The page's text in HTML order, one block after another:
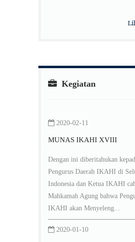
Kegiatan
2020-02-11
MUNAS IKAHI XVIII
Dengan ini diberitahukan
Pengurus Daerah IKAHI di
Indonesia dan Ketua IKAHI
Mahkamah Agung bahwa
IKAHI akan Menyeleng...
2020-01-10